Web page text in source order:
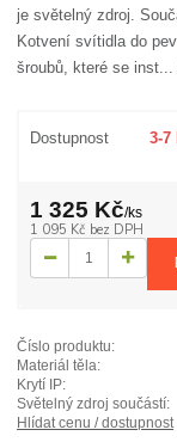
je světelný zdroj.
Kotvení svítidla do
šroubů, které se
Dostupnost 3-7
1 325 Kč/ks
1 095 Kč bez DPH
Číslo produktu:
Materiál těla:
Krytí IP:
Světelný zdroj součástí:
Hlídat cenu / dostupnost